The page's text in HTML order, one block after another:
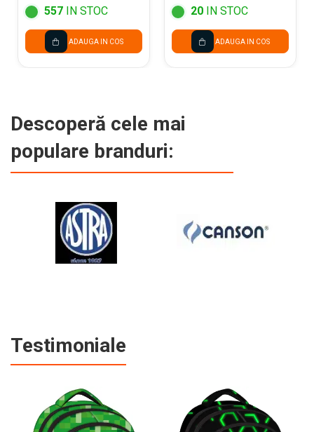
557 IN STOC
ADAUGA IN COS
20 IN STOC
ADAUGA IN COS
Descoperă cele mai
populare branduri:
Testimoniale